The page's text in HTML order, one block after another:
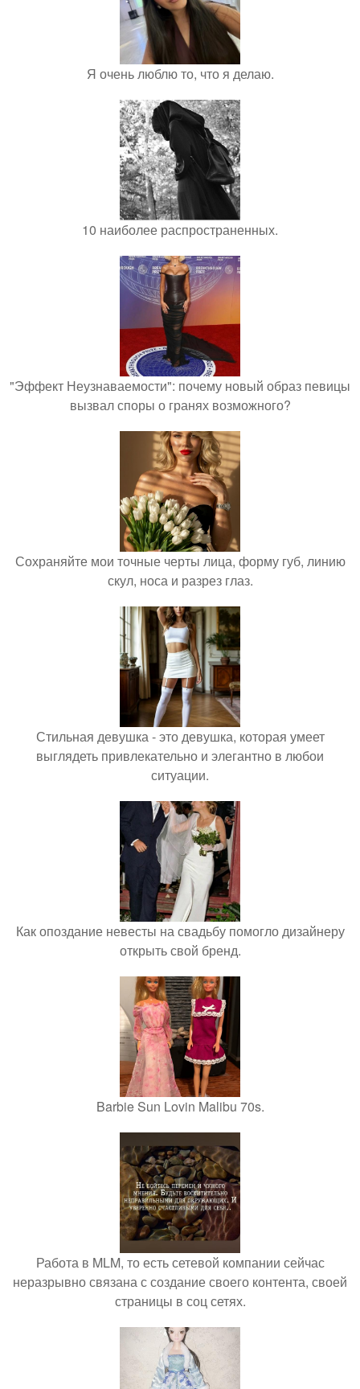
Я очень люблю то, что я делаю.
10 наиболее распространенных.
"Эффект Неузнаваемости": почему новый образ певицы
вызвал споры о гранях возможного?
Сохраняйте мои точные черты лица, форму губ, линию
скул, носа и разрез глаз.
Стильная девушка - это девушка, которая умеет
выглядеть привлекательно и элегантно в любои
ситуации.
Как опоздание невесты на свадьбу помогло дизайнеру
открыть свой бренд.
Barbie Sun Lovin Malibu 70s.
Работа в MLM, то есть сетевой компании сейчас
неразрывно связана с создание своего контента, своей
страницы в соц сетях.